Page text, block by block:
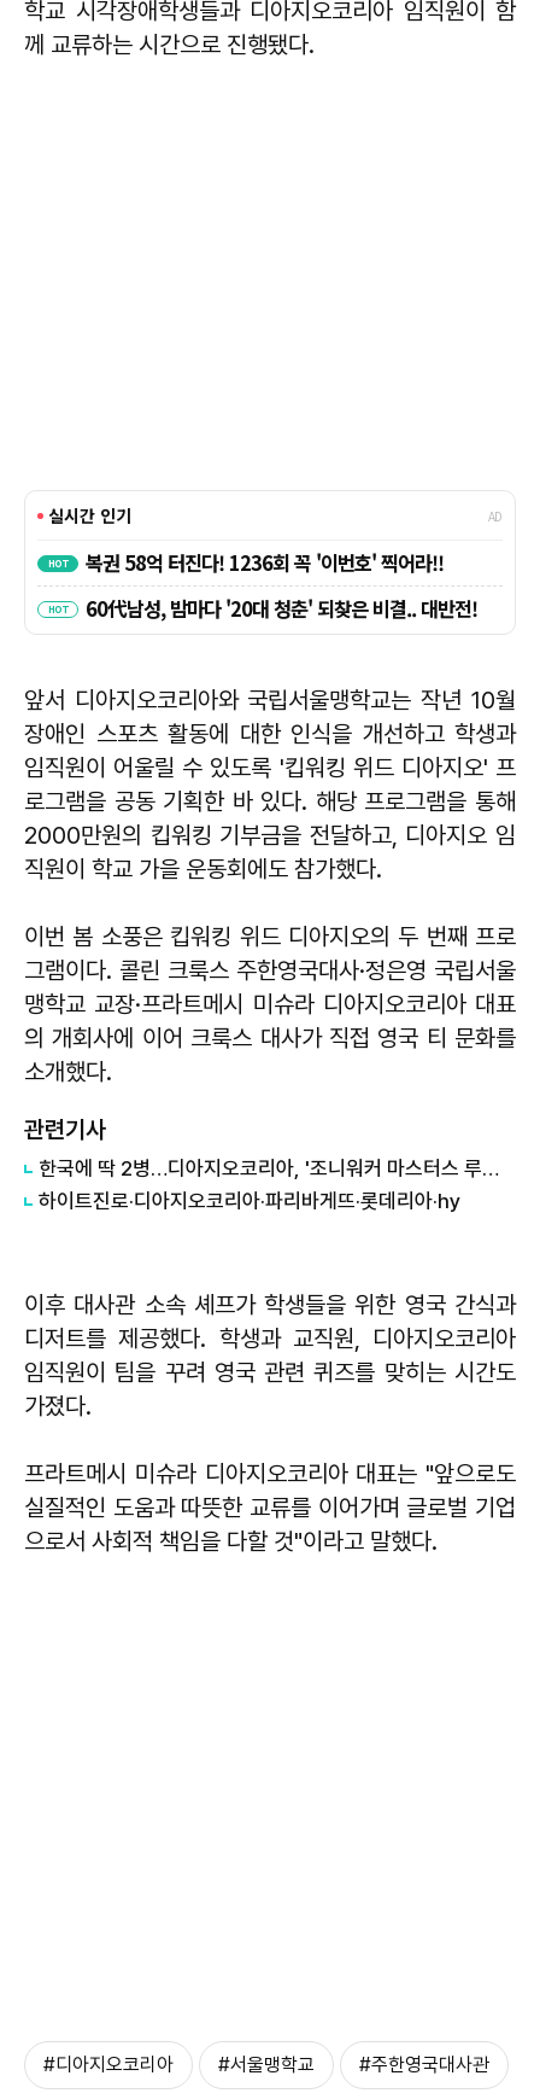
학교 시각장애학생들과 디아지오코리아 임직원이 함
께 교류하는 시간으로 진행됐다.
앞서 디아지오코리아와 국립서울맹학교는 작년 10월
장애인 스포츠 활동에 대한 인식을 개선하고 학생과
임직원이 어울릴 수 있도록 '킵워킹 위드 디아지오' 프
로그램을 공동 기획한 바 있다. 해당 프로그램을 통해
2000만원의 킵워킹 기부금을 전달하고, 디아지오 임
직원이 학교 가을 운동회에도 참가했다.
이번 봄 소풍은 킵워킹 위드 디아지오의 두 번째 프로
그램이다. 콜린 크룩스 주한영국대사·정은영 국립서울
맹학교 교장·프라트메시 미슈라 디아지오코리아 대표
의 개회사에 이어 크룩스 대사가 직접 영국 티 문화를
소개했다.
관련기사
한국에 딱 2병…디아지오코리아, '조니워커 마스터스 루비 리저브 40년' 국내 출시
하이트진로·디아지오코리아·파리바게뜨·롯데리아·hy
이후 대사관 소속 셰프가 학생들을 위한 영국 간식과
디저트를 제공했다. 학생과 교직원, 디아지오코리아
임직원이 팀을 꾸려 영국 관련 퀴즈를 맞히는 시간도
가졌다.
프라트메시 미슈라디아지오코리아 대표는 "앞으로도
실질적인 도움과 따뜻한 교류를 이어가며 글로벌 기업
으로서 사회적 책임을 다할 것"이라고 말했다.
#디아지오코리아 #서울맹학교 #주한영국대사관